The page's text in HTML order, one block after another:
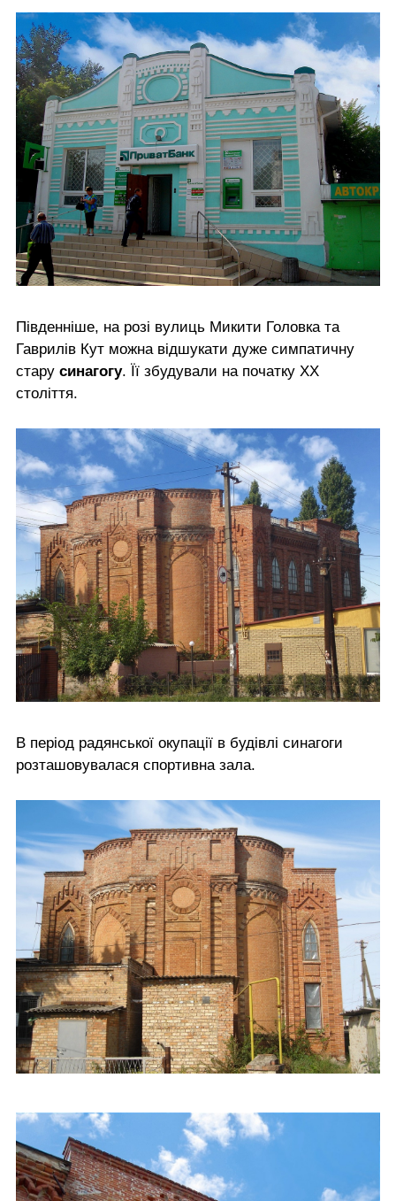
Південніше, на розі вулиць Микити Головка та
Гаврилів Кут можна відшукати дуже симпатичну
стару синагогу. Її збудували на початку ХХ
століття.
В період радянської окупації в будівлі синагоги
розташовувалася спортивна зала.